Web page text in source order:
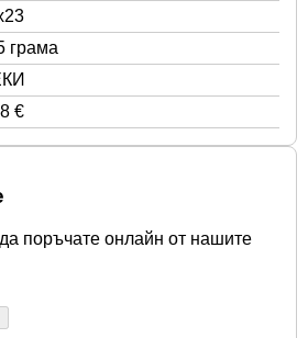
грама
€
поръчате онлайн от нашите